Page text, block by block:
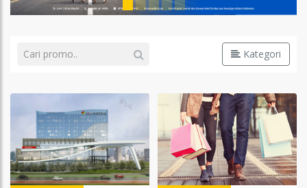
Kategori